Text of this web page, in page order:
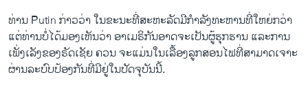
ທ່ານ Putin ກ່າວ​ວ່າ ​ໃນ​ຂະນະ​ທີ່​ສະຫະ​ລັດມີ​ກຳລັງ​ທະຫານ​ທີ່​ໃຫຍ່​ກວ່າ
ແຕ່ທ່ານ​ບໍ່​ໄດ້​ມອງ​ເຫັນ​ວ່າ ອາ​ເມຣິກັນ​ອາດ​ຈະ​ເປັນ​ຜູ້​ຮຸກ​ຮານ ແລະ​ການ​
ເພັ່ງ​ເລັງ​ຂອງຣັດເຊັຍ ຄວນ​ ຈະ​ແມ່ນ​ໃນ​ເລື້ອງລູກ​ສອນ​ໄຟທີ່​ສາມາດ​ເຈາະ
ຜ່ານລະບົບ​ປ້ອງ​ກັນ​ທີ່ມີ​ຢູ່​ໃນ​ປັດຈຸບັນ​ນີ້.